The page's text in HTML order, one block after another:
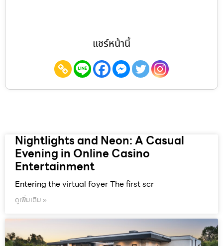
แชร์หน้านี้
Nightlights and Neon: A Casual
Evening in Online Casino
Entertainment
Entering the virtual foyer The first scr
ดูเพิ่มเติม »